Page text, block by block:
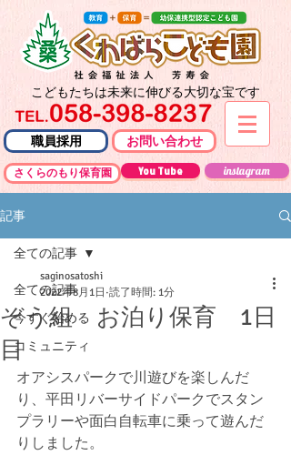
こどもたちは未来に伸びる大切な宝です
職員採用 お問い合わせ
さくらのもり保育園 You Tube instagram
記事
全ての記事
今すぐ始める
コミュニティ
全ての記事
ぞう組 お泊り保育 1日
目
saginosatoshi
2022年8月1日 読了時間: 1分
オアシスパークで川遊びを楽しんだ
り、平田リバーサイドパークでスタン
プラリーや面白自転車に乗って遊んだ
りしました。